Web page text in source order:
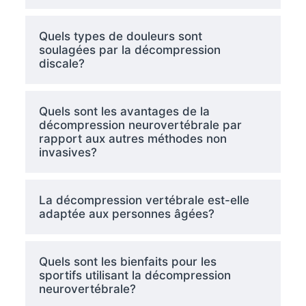
Quels types de douleurs sont
soulagées par la décompression
discale?
Quels sont les avantages de la
décompression neurovertébrale par
rapport aux autres méthodes non
invasives?
La décompression vertébrale est-elle
adaptée aux personnes âgées?
Quels sont les bienfaits pour les
sportifs utilisant la décompression
neurovertébrale?